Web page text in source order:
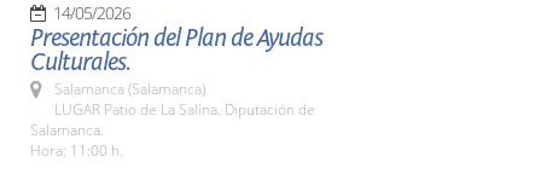
14/05/2026
Presentación del Plan de Ayudas
Culturales.
Salamanca (Salamanca)
LUGAR Patio de La Salina. Diputación de
Salamanca.
Hora: 11:00 h.